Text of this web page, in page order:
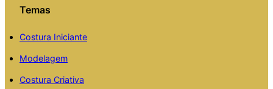
Temas
Costura Iniciante
Modelagem
Costura Criativa